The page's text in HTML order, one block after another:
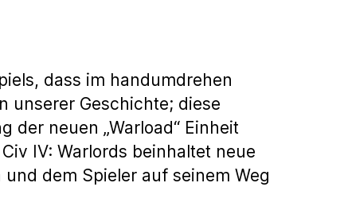
dass im handumdrehen
unserer Geschichte; diese
neuen „Warload“ Einheit
IV: Warlords beinhaltet neue
dem Spieler auf seinem Weg